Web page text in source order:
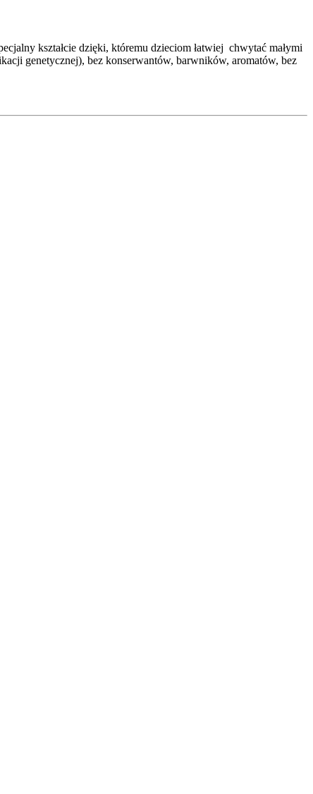
kształcie dzięki, któremu dzieciom łatwiej chwytać małymi
genetycznej), bez konserwantów, barwników, aromatów, bez